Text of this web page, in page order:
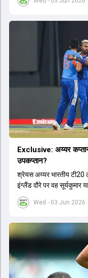
Wed - 03 Jun 2026
Exclusive: अय्यर
उपकप्तान?
श्रेयस अय्यर भारतीय
इंग्लैंड दौरे पर वह सूर्यकुमार